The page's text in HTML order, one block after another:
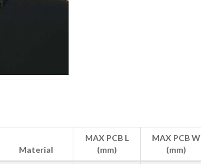
Material
MAX PCB L
(mm)
MAX PCB W
(mm)